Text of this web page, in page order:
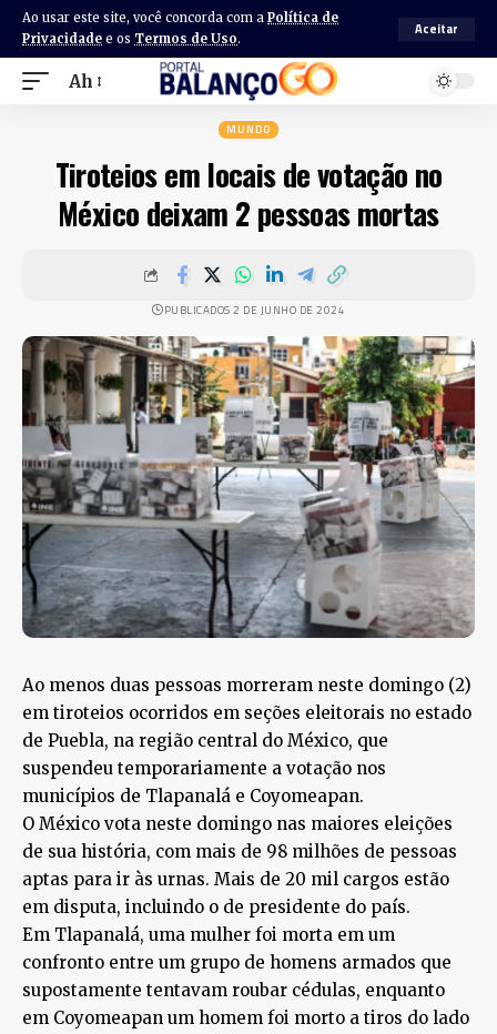
Ao usar este site, você concorda com a Política de
Privacidade e os Termos de Uso.
Aceitar
Ah
MUNDO
Tiroteios em locais de votação no
México deixam 2 pessoas mortas
PUBLICADOS 2 DE JUNHO DE 2024
Ao menos duas pessoas morreram neste domingo (2)
em tiroteios ocorridos em seções eleitorais no estado
de Puebla, na região central do México, que
suspendeu temporariamente a votação nos
municípios de Tlapanalá e Coyomeapan.
O México vota neste domingo nas maiores eleições
de sua história, com mais de 98 milhões de pessoas
aptas para ir às urnas. Mais de 20 mil cargos estão
em disputa, incluindo o de presidente do país.
Em Tlapanalá, uma mulher foi morta em um
confronto entre um grupo de homens armados que
supostamente tentavam roubar cédulas, enquanto
em Coyomeapan um homem foi morto a tiros do lado